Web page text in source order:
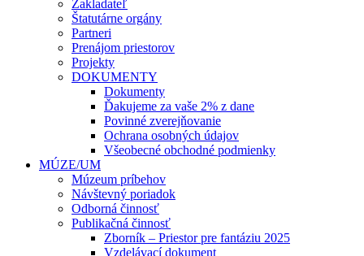
Zakladateľ
Štatutárne orgány
Partneri
Prenájom priestorov
Projekty
DOKUMENTY
Dokumenty
Ďakujeme za vaše 2% z dane
Povinné zverejňovanie
Ochrana osobných údajov
Všeobecné obchodné podmienky
MÚZE/UM
Múzeum príbehov
Návštevný poriadok
Odborná činnosť
Publikačná činnosť
Zborník – Priestor pre fantáziu 2025
Vzdelávací dokument